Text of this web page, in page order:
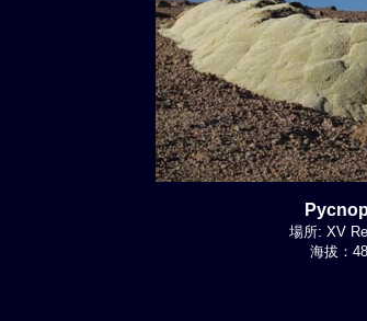
場所: XV
海拔：